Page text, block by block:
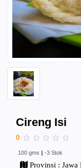
Cireng Isi
0
100 gms -3 Stok
Provinsi : Jawa